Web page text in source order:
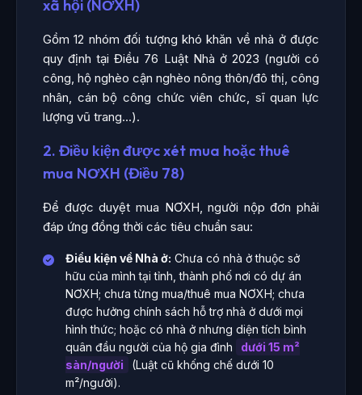
xã hội (NƠXH)
Gồm 12 nhóm đối tượng khó khăn về nhà ở được
quy định tại Điều 76 Luật Nhà ở 2023 (người có
công, hộ nghèo cận nghèo nông thôn/đô thị, công
nhân, cán bộ công chức viên chức, sĩ quan lực
lượng vũ trang...).
2. Điều kiện được xét mua hoặc thuê
mua NƠXH (Điều 78)
Để được duyệt mua NƠXH, người nộp đơn phải
đáp ứng đồng thời các tiêu chuẩn sau:
Điều kiện về Nhà ở: Chưa có nhà ở thuộc sở
hữu của mình tại tỉnh, thành phố nơi có dự án
NƠXH; chưa từng mua/thuê mua NƠXH; chưa
được hưởng chính sách hỗ trợ nhà ở dưới mọi
hình thức; hoặc có nhà ở nhưng diện tích bình
quân đầu người của hộ gia đình
dưới 15 m²
sàn/người
(Luật cũ khống chế dưới 10
m²/người).